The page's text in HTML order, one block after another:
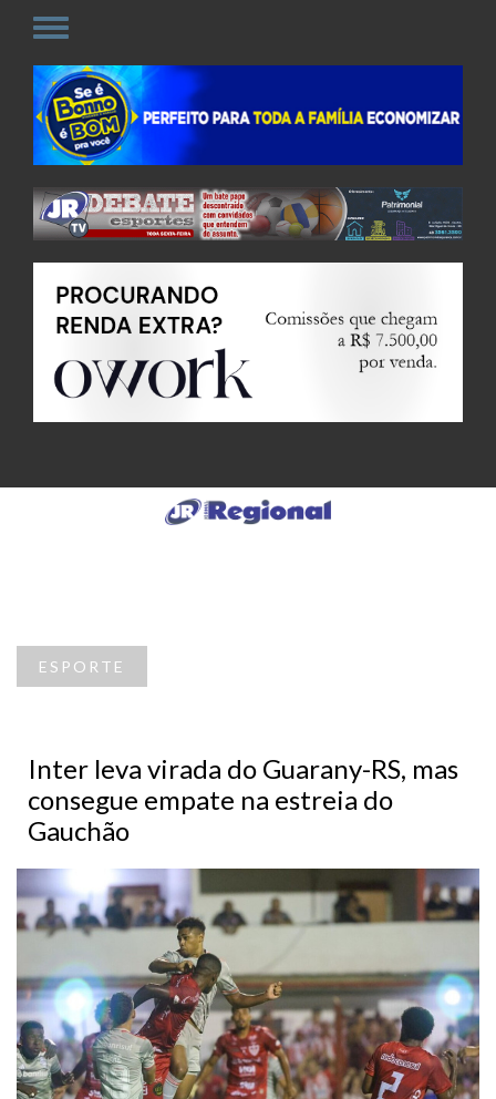
ESPORTE
Inter leva virada do Guarany-RS, mas
consegue empate na estreia do
Gauchão